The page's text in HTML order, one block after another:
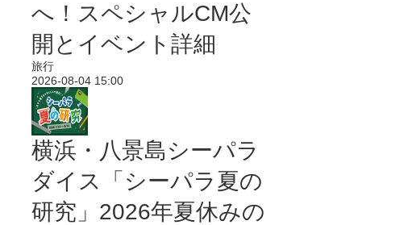
へ！スペシャルCM公
開とイベント詳細
旅行
2026-08-04 15:00
横浜・八景島シーパラ
ダイス「シーパラ夏の
研究」2026年夏休みの